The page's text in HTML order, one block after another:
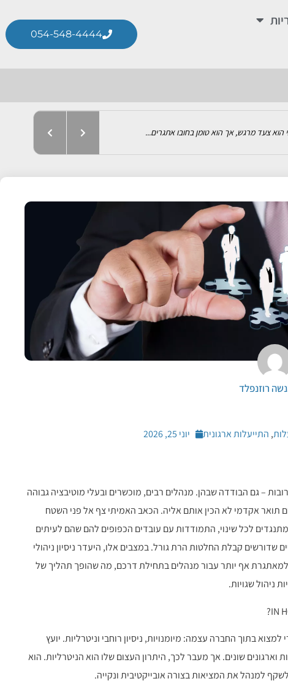
054-548-4444
הניהולית מתנגשת חזיתית...
לבין ניהול בפועל. בעלים של חברות,...
המרכזית לסטטיסטיקה), הסוכנות...
– כסף שנכנס ויוצא בעיתויים...
לחלץ עסק ממשבר פיננסי או תפעולי,...
וצמתים קריטיים. בדיוק בתווך...
המציאות בשטח. בעולם העסקי הדינמי,...
הניהולית מתנגשת חזיתית...
צעד מרגש, אך הוא טומן בחובו אתגרים...
רוזנפלד
, התייעלות ארגונית יוני 25, 2026
– גם הבודדה שבהן. מנהלים רבים, מוכשרים ובעלי מוטיבציה גבוהה
תואר אקדמי לא הכין אותם אליה. הכאב האמיתי צף אל פני השטח
לכל שינוי, התמודדות עם עובדים הכפופים להם שהם לעיתים
שדורשים קבלת החלטות הרת גורל. במצבים אלו, היעדר ניסיון ניהולי
למאתגרת אף יותר עבור מנהלים בתחילת דרכם, מה שהופך תהליך של
ניהול שגויות.
בתוך החברה עצמה: מיומנויות, ניסיון רוחבי וניטרליות. יועץ
וארגונים שונים. אך מעבר לכך, היתרון העצום שלו הוא הניטרליות. הוא
למנהל את המציאות בצורה אובייקטיבית ונקייה.